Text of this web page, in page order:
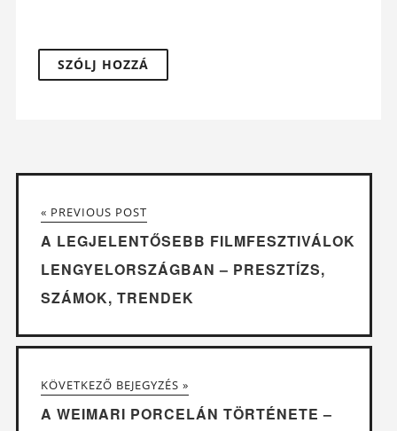
« PREVIOUS POST
A LEGJELENTŐSEBB FILMFESZTIVÁLOK
LENGYELORSZÁGBAN – PRESZTÍZS,
SZÁMOK, TRENDEK
KÖVETKEZŐ BEJEGYZÉS »
A WEIMARI PORCELÁN TÖRTÉNETE –